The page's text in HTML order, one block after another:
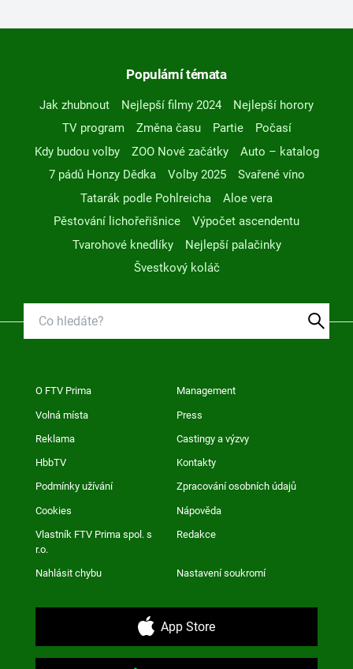
Populární témata
Jak zhubnout Nejlepší filmy 2024
Nejlepší horory
TV program
Změna času Partie
Počasí
Kdy budou volby
ZOO Nové začátky
Auto – katalog
7 pádů Honzy Dědka
Volby 2025
Svařené víno
Tatarák podle Pohlreicha
Aloe vera
Pěstování lichořeřišnice
Výpočet ascendentu
Tvarohové knedlíky
Nejlepší palačinky
Švestkový koláč
O FTV Prima Management
Volná místa Press
Reklama Castingy a výzvy
HbbTV Kontakty
Podmínky užívání Zpracování osobních údajů
Cookies Nápověda
Vlastník FTV Prima spol. s
r.o.
Redakce
Nahlásit chybu Nastavení soukromí
App Store